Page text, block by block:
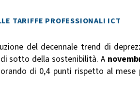
TARIFFE PROFESSIONALI ICT
del decennale trend di
sotto della sostenibilità. A
di 0,4 punti rispetto al